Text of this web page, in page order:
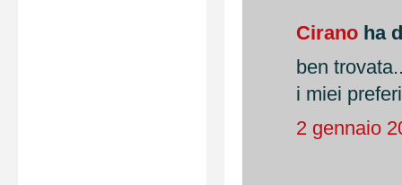
Cirano ha
ben
i miei
2 gennaio